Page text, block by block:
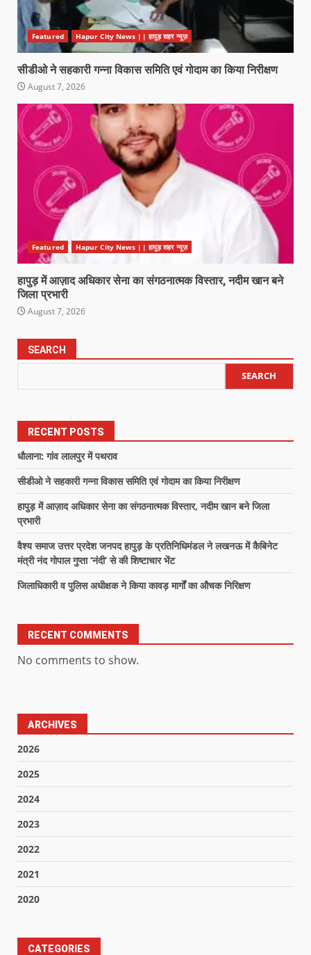
Featured Hapur City News || हापुड़ शहर न्यूज़
सीडीओ ने सहकारी गन्ना विकास समिति एवं गोदाम का किया निरीक्षण
August 7, 2026
Featured Hapur City News || हापुड़ शहर न्यूज़
हापुड़ में आज़ाद अधिकार सेना का संगठनात्मक विस्तार, नदीम खान बने
जिला प्रभारी
August 7, 2026
SEARCH
SEARCH
RECENT POSTS
धौलाना: गांव लालपुर में पथराव
सीडीओ ने सहकारी गन्ना विकास समिति एवं गोदाम का किया निरीक्षण
हापुड़ में आज़ाद अधिकार सेना का संगठनात्मक विस्तार, नदीम खान बने जिला
प्रभारी
वैश्य समाज उत्तर प्रदेश जनपद हापुड़ के प्रतिनिधिमंडल ने लखनऊ में कैबिनेट
मंत्री नंद गोपाल गुप्ता ‘नंदी’ से की शिष्टाचार भेंट
जिलाधिकारी व पुलिस अधीक्षक ने किया कावड़ मार्गों का औचक निरिक्षण
RECENT COMMENTS
No comments to show.
ARCHIVES
2026
2025
2024
2023
2022
2021
2020
CATEGORIES